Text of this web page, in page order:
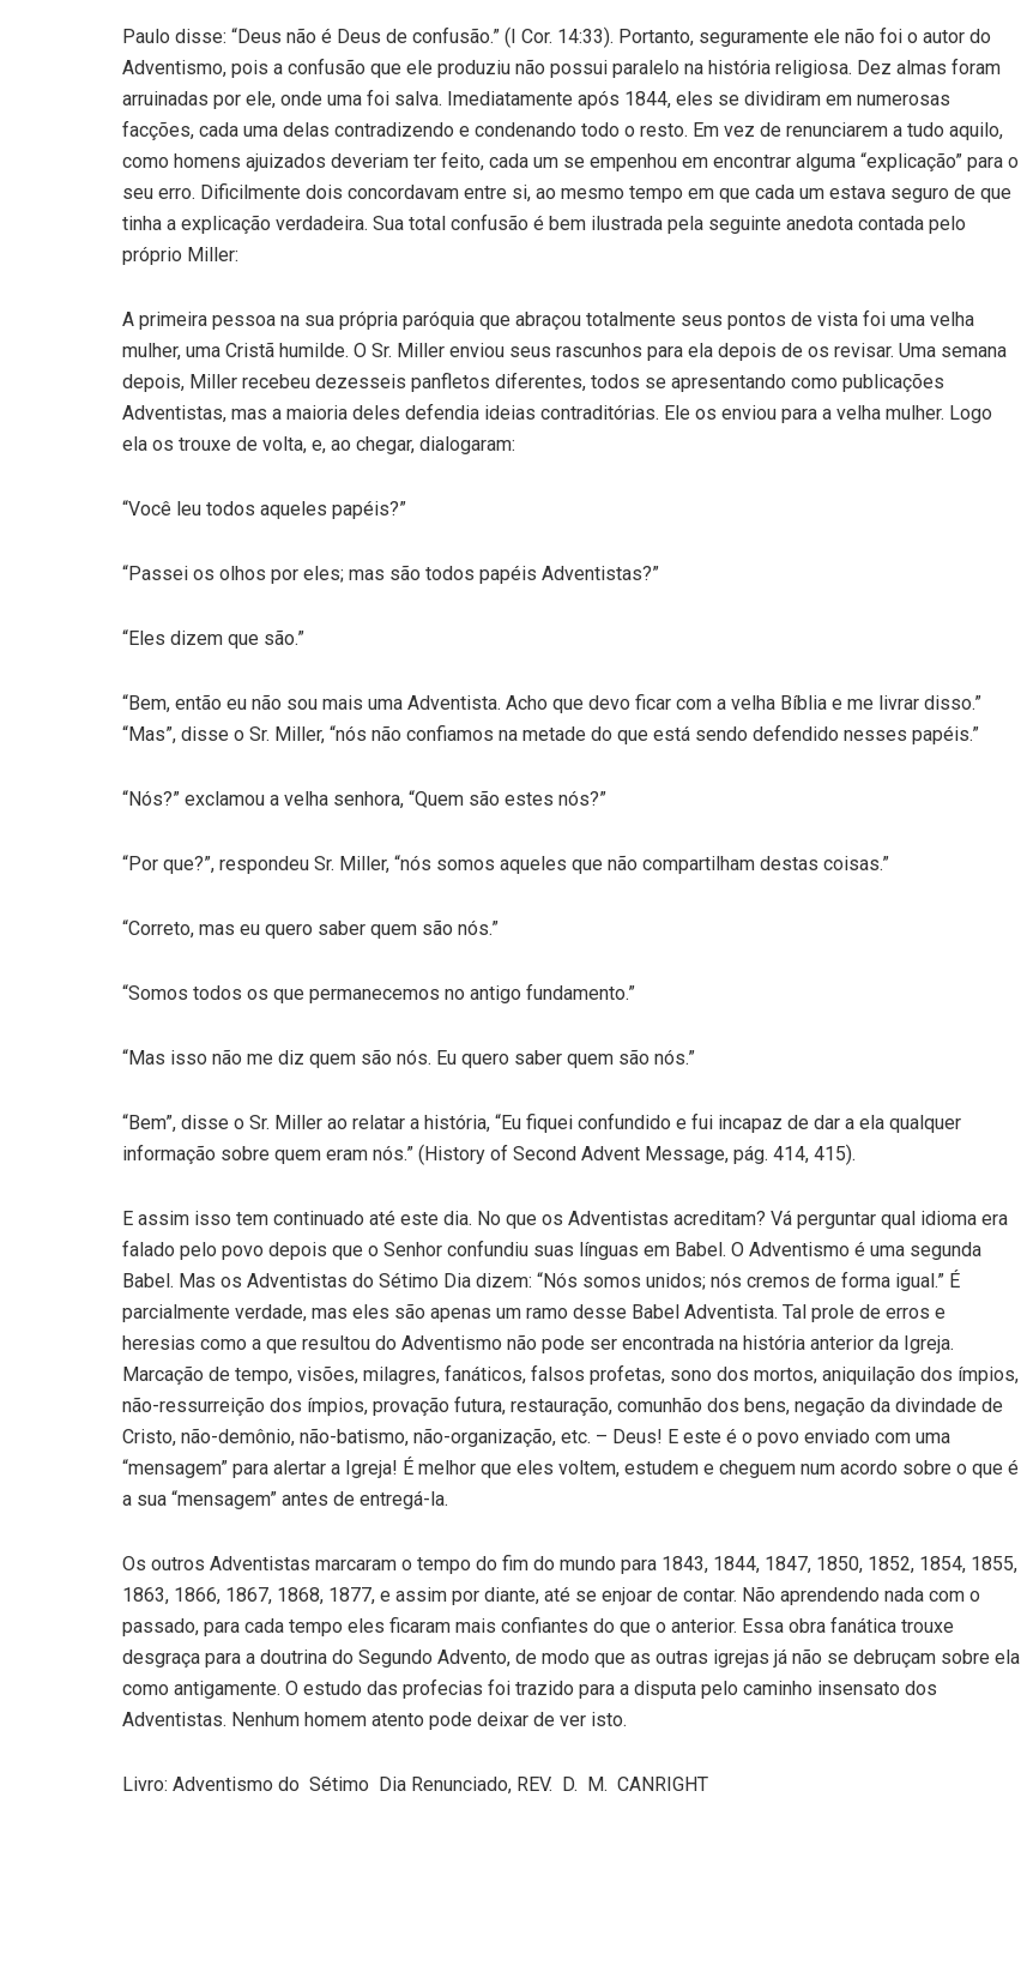
Paulo disse: “Deus não é Deus de confusão.” (I Cor. 14:33). Portanto, seguramente ele não foi o autor do
Adventismo, pois a confusão que ele produziu não possui paralelo na história religiosa. Dez almas foram
arruinadas por ele, onde uma foi salva. Imediatamente após 1844, eles se dividiram em numerosas
facções, cada uma delas contradizendo e condenando todo o resto. Em vez de renunciarem a tudo aquilo,
como homens ajuizados deveriam ter feito, cada um se empenhou em encontrar alguma “explicação” para o
seu erro. Dificilmente dois concordavam entre si, ao mesmo tempo em que cada um estava seguro de que
tinha a explicação verdadeira. Sua total confusão é bem ilustrada pela seguinte anedota contada pelo
próprio Miller:
A primeira pessoa na sua própria paróquia que abraçou totalmente seus pontos de vista foi uma velha
mulher, uma Cristã humilde. O Sr. Miller enviou seus rascunhos para ela depois de os revisar. Uma semana
depois, Miller recebeu dezesseis panfletos diferentes, todos se apresentando como publicações
Adventistas, mas a maioria deles defendia ideias contraditórias. Ele os enviou para a velha mulher. Logo
ela os trouxe de volta, e, ao chegar, dialogaram:
“Você leu todos aqueles papéis?”
“Passei os olhos por eles; mas são todos papéis Adventistas?”
“Eles dizem que são.”
“Bem, então eu não sou mais uma Adventista. Acho que devo ficar com a velha Bíblia e me livrar disso.”
“Mas”, disse o Sr. Miller, “nós não confiamos na metade do que está sendo defendido nesses papéis.”
“Nós?” exclamou a velha senhora, “Quem são estes nós?”
“Por que?”, respondeu Sr. Miller, “nós somos aqueles que não compartilham destas coisas.”
“Correto, mas eu quero saber quem são nós.”
“Somos todos os que permanecemos no antigo fundamento.”
“Mas isso não me diz quem são nós. Eu quero saber quem são nós.”
“Bem”, disse o Sr. Miller ao relatar a história, “Eu fiquei confundido e fui incapaz de dar a ela qualquer
informação sobre quem eram nós.” (History of Second Advent Message, pág. 414, 415).
E assim isso tem continuado até este dia. No que os Adventistas acreditam? Vá perguntar qual idioma era
falado pelo povo depois que o Senhor confundiu suas línguas em Babel. O Adventismo é uma segunda
Babel. Mas os Adventistas do Sétimo Dia dizem: “Nós somos unidos; nós cremos de forma igual.” É
parcialmente verdade, mas eles são apenas um ramo desse Babel Adventista. Tal prole de erros e
heresias como a que resultou do Adventismo não pode ser encontrada na história anterior da Igreja.
Marcação de tempo, visões, milagres, fanáticos, falsos profetas, sono dos mortos, aniquilação dos ímpios,
não-ressurreição dos ímpios, provação futura, restauração, comunhão dos bens, negação da divindade de
Cristo, não-demônio, não-batismo, não-organização, etc. – Deus! E este é o povo enviado com uma
“mensagem” para alertar a Igreja! É melhor que eles voltem, estudem e cheguem num acordo sobre o que é
a sua “mensagem” antes de entregá-la.
Os outros Adventistas marcaram o tempo do fim do mundo para 1843, 1844, 1847, 1850, 1852, 1854, 1855,
1863, 1866, 1867, 1868, 1877, e assim por diante, até se enjoar de contar. Não aprendendo nada com o
passado, para cada tempo eles ficaram mais confiantes do que o anterior. Essa obra fanática trouxe
desgraça para a doutrina do Segundo Advento, de modo que as outras igrejas já não se debruçam sobre ela
como antigamente. O estudo das profecias foi trazido para a disputa pelo caminho insensato dos
Adventistas. Nenhum homem atento pode deixar de ver isto.
Livro: Adventismo do Sétimo Dia Renunciado, REV. D. M. CANRIGHT